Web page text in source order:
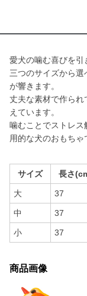
愛犬の噛む喜びを引
三つのサイズから
が響きます。
丈夫な素材で作ら
えています。
噛むことでストレ
用的な犬のおもちゃ
サイズ 長さ
大 37
中 37
小 37
商品画像